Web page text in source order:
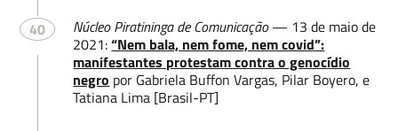
40 Núcleo Piratininga de Comunicação— 13 de maio de
2021:“Nem bala, nem fome, nem covid”:
manifestantes protestam contra o genocídio
negro por Gabriela Buffon Vargas, Pilar Boyero, e
Tatiana Lima [Brasil-PT]